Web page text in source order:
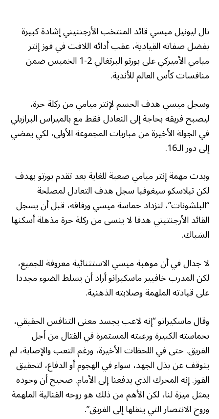
نال ليونيل ميسي قائد المنتخب الأرجنتيني إشادة كبيرة
بفضل صفاته القيادية، عقب أدائه اللافت في فوز إنتر
ميامي الأميركي على بورتو البرتغالي 2-1 الخميس ضمن
منافسات كأس العالم للأندية.
وسجل ميسي هدف الحسم لإنتر ميامي من ركلة حرة،
ليصبح فريقه بحاجة إلى التعادل فقط مع بالميراس البرازيلي
في الجولة الأخيرة من مباريات المجموعة الأولى، لكي يمضي
إلى دور الـ16.
وبدت مهمة إنتر ميامي صعبة للغاية بعد تقدم بورتو بهدف
لكن تيلاسكو سيغوفيا سجل هدف التعادل لمصلحة
“البلشونات”، لتزداد حماسة ميسي ورفاقه، قبل أن يسجل
القائد الأرجنتيني هدفا لا ينسى من ركلة حرة مذهلة أسكنها
الشباك.
لا جدال في أن موهبة ميسي الاستثنائية معروفة للجميع،
لكن المدرب خافيير ماسكيرانو أراد أن يسلط الضوء مجددا
على قيادته الملهمة وصلابته الذهنية.
وقال ماسكيرانو “إنه لاعب يجسد معنى التنافس الحقيقي،
بحماسته الكبيرة ورغبته المستمرة في القتال من أجل
الفريق. حتى في اللحظات الأخيرة، ورغم التعب والإصابة، لم
يتوقف عن بذل الجهد، سواء في الهجوم أو الدفاع، لتحقيق
الفوز. إنه المحرك الذي يدفعنا إلى الأمام. صحيح أن وجوده
يمثل ميزة لنا، لكن الأهم من ذلك هو روحه القتالية الملهمة
وروح الانتصار التي ينقلها إلى الفريق”.